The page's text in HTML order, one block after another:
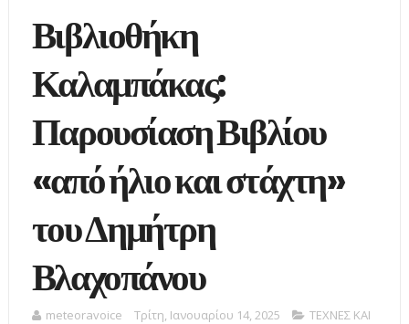
Βιβλιοθήκη
Καλαμπάκας:
Παρουσίαση Βιβλίου
«από ήλιο και στάχτη»
του Δημήτρη
Βλαχοπάνου
meteoravoice Τρίτη, Ιανουαρίου 14, 2025
ΤΕΧΝΕΣ ΚΑΙ